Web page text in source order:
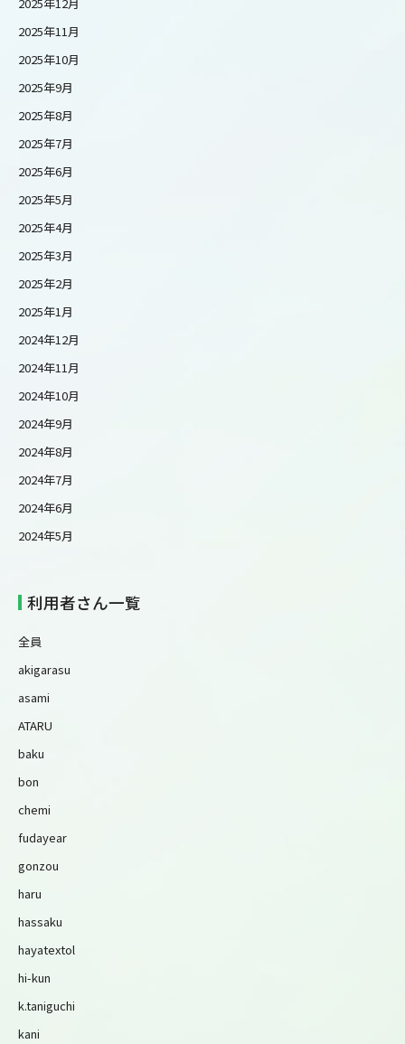
2025年12月
2025年11月
2025年10月
2025年9月
2025年8月
2025年7月
2025年6月
2025年5月
2025年4月
2025年3月
2025年2月
2025年1月
2024年12月
2024年11月
2024年10月
2024年9月
2024年8月
2024年7月
2024年6月
2024年5月
利用者さん一覧
全員
akigarasu
asami
ATARU
baku
bon
chemi
fudayear
gonzou
haru
hassaku
hayatextol
hi-kun
k.taniguchi
kani